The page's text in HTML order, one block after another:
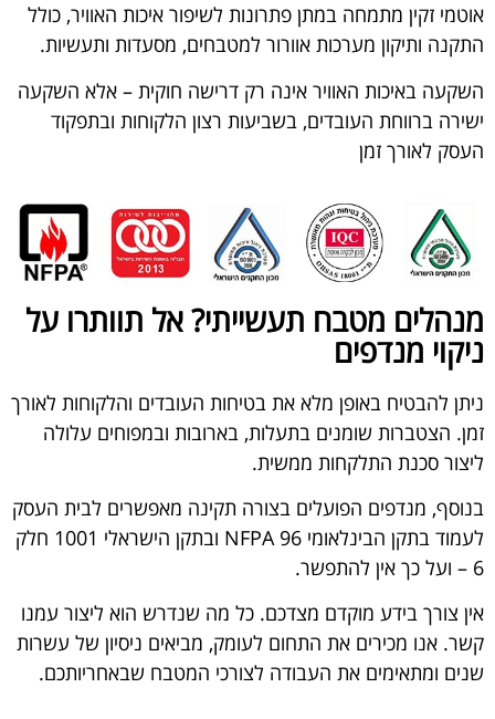
אוטמי זקין מתמחה במתן פתרונות לשיפור איכות האוויר, כולל
התקנה ותיקון מערכות אוורור למטבחים, מסעדות ותעשיות.
השקעה באיכות האוויר אינה רק דרישה חוקית – אלא השקעה
ישירה ברווחת העובדים, בשביעות רצון הלקוחות ובתפקוד
העסק לאורך זמן
מנהלים מטבח תעשייתי? אל תוותרו על
ניקוי מנדפים
ניתן להבטיח באופן מלא את בטיחות העובדים והלקוחות לאורך
זמן. הצטברות שומנים בתעלות, בארובות ובמפוחים עלולה
ליצור סכנת התלקחות ממשית.
בנוסף, מנדפים הפועלים בצורה תקינה מאפשרים לבית העסק
לעמוד בתקן הבינלאומי NFPA 96 ובתקן הישראלי 1001 חלק
6 – ועל כך אין להתפשר.
אין צורך בידע מוקדם מצדכם. כל מה שנדרש הוא ליצור עמנו
קשר. אנו מכירים את התחום לעומק, מביאים ניסיון של עשרות
שנים ומתאימים את העבודה לצורכי המטבח שבאחריותכם.